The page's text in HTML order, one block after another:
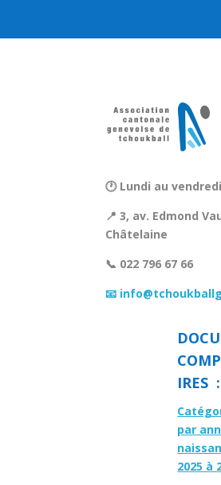
🕐 Lundi au
📍 3, av. Edmond
Châtelaine
📞 022 796 67 66
📧
IRES :
par
2025 à